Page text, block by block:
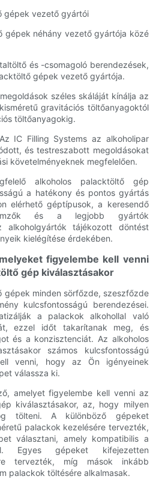
gépek vezető gyártói
gépek néhány vezető gyártója közé
és -csomagoló berendezések,
gépek vezető gyártója.
széles skáláját kínálja az
gravitációs töltőanyagoktól
töltőanyagokig.
IC Filling Systems az alkoholipar
és testreszabott megoldásokat
követelményeknek megfelelően.
alkoholos palacktöltő gép
a hatékony és pontos gyártás
elérhető géptípusok, a keresendő
és a legjobb gyártók
alkoholgyártók tájékozott döntést
kielégítése érdekében.
figyelembe kell venni
gép kiválasztásakor
gépek minden sörfőzde, szeszfőzde
kulcsfontosságú berendezései.
a palackok alkohollal való
ezzel időt takarítanak meg, és
és a konzisztenciát. Az alkoholos
számos kulcsfontosságú
venni, hogy az Ön igényeinek
válassza ki.
amelyet figyelembe kell venni az
kiválasztásakor, az, hogy milyen
tölteni. A különböző gépeket
palackok kezelésére tervezték,
választani, amely kompatibilis a
Egyes gépeket kifejezetten
tervezték, míg mások inkább
palackok töltésére alkalmasak.